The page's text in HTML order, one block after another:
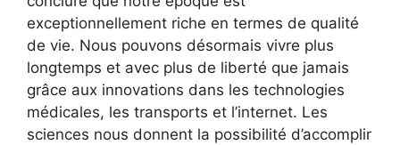
exceptionnellement riche en termes de qualité
de vie. Nous pouvons désormais vivre plus
longtemps et avec plus de liberté que jamais
grâce aux innovations dans les technologies
médicales, les transports et l’internet. Les
sciences nous donnent la possibilité d’accomplir